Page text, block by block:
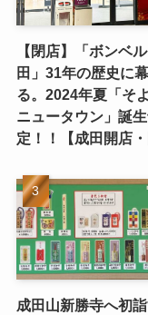
【閉店】「ボンベ
田」31年の歴史に
る。2024年夏「そ
ニュータウン」誕
定！！【成田開店・
成田山新勝寺へ初